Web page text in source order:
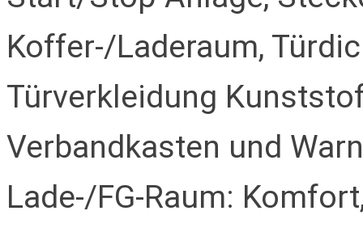
Koffer-/Laderaum,
Türverkleidung
Verbandkasten und
Lade-/FG-Raum: